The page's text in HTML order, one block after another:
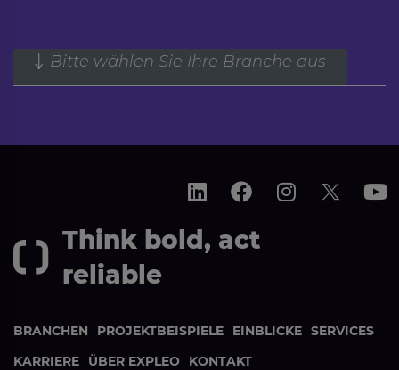
Bitte wählen Sie Ihre Branche aus
Think bold, act
reliable
BRANCHEN PROJEKTBEISPIELE EINBLICKE SERVICES
KARRIERE
ÜBER EXPLEO KONTAKT